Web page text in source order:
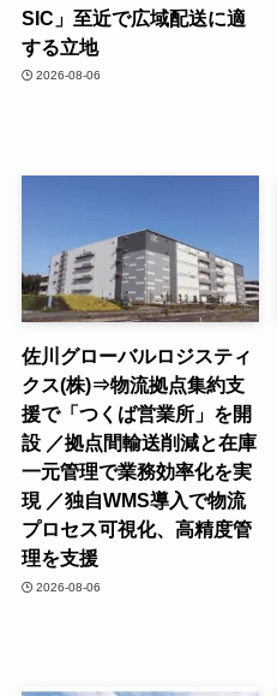
SIC」至近で広域配送に適
する立地
2026-08-06
佐川グローバルロジスティ
クス(株)⇒物流拠点集約支
援で「つくば営業所」を開
設 ／拠点間輸送削減と在庫
一元管理で業務効率化を実
現 ／独自WMS導入で物流
プロセス可視化、高精度管
理を支援
2026-08-06